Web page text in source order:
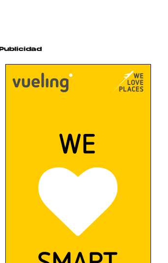
Publicidad